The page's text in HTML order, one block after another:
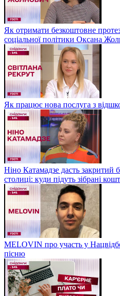
Як отримати безкоштовне
соціальної політики Оксана
Як працює нова послуга з
Ніно Катамадзе дасть закритий
столиці: куди підуть зібрані
MELOVIN про участь у
пісню